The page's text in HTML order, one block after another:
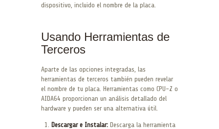
dispositivo, incluido el nombre de la placa.
Usando Herramientas de
Terceros
Aparte de las opciones integradas, las
herramientas de terceros también pueden revelar
el nombre de tu placa. Herramientas como CPU-Z o
AIDA64 proporcionan un análisis detallado del
hardware y pueden ser una alternativa útil.
Descargar e Instalar: Descarga la herramienta